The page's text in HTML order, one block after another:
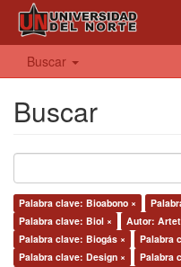
Buscar
Buscar
Palabra clave: Bioabono ×
Palabra clave: Biol ×
Autor:
Palabra clave: Biogás ×
Palabra
Palabra clave: Design ×
Palabra